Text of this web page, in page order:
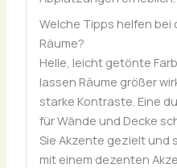
Welche Tipps helfen bei
Räume?
Helle, leicht getönte
lassen Räume größer
starke Kontraste. Eine
für Wände und Decke
Sie Akzente gezielt und
mit einem dezenten